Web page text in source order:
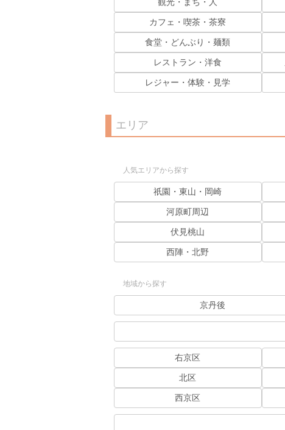
カフェ・喫茶・茶寮
食堂・どんぶり・麺類
レストラン・洋食
レジャー・体験・見学
エリア
人気エリアから探す
祇園・東山・岡崎
河原町周辺
伏見桃山
西陣・北野
地域から探す
京丹後
右京区
北区
西京区